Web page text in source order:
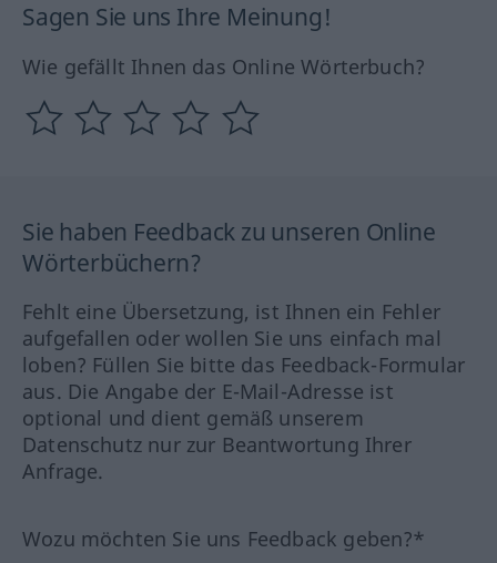
Sagen Sie uns Ihre Meinung!
Wie gefällt Ihnen das Online Wörterbuch?
Sie haben Feedback zu unseren Online
Wörterbüchern?
Fehlt eine Übersetzung, ist Ihnen ein Fehler
aufgefallen oder wollen Sie uns einfach mal
loben? Füllen Sie bitte das Feedback-Formular
aus. Die Angabe der E-Mail-Adresse ist
optional und dient gemäß unserem
Datenschutz nur zur Beantwortung Ihrer
Anfrage.
Wozu möchten Sie uns Feedback geben?*